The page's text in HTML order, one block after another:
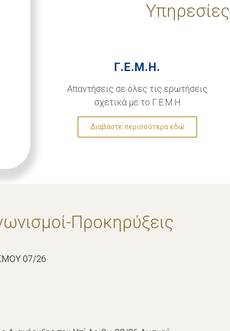
Υπηρεσίες
Γ.Ε.Μ.Η.
Απαντήσεις σε όλες τις ερωτήσεις
σχετικά με το Γ.Ε.Μ.Η
Διαβάστε περισσότερα εδώ
Προκηρύξεις
07/26